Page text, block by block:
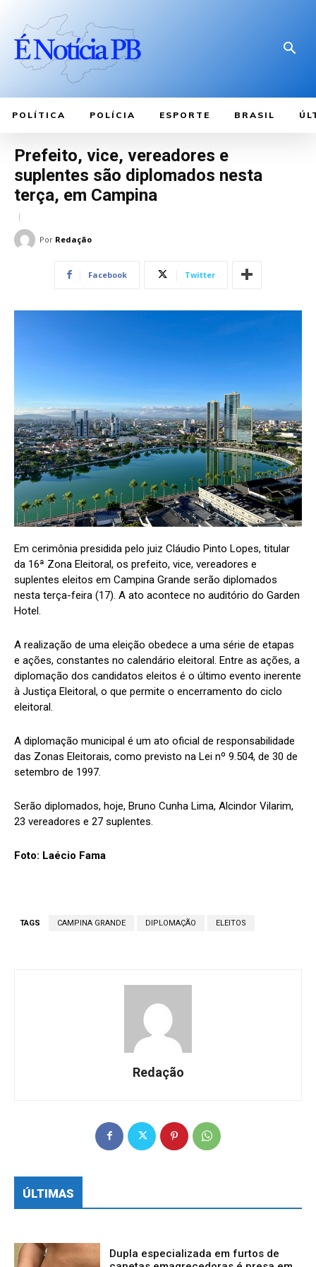
POLÍTICA POLÍCIA ESPORTE BRASIL
Prefeito, vice, vereadores e
suplentes são diplomados nesta
terça, em Campina
Por Redação
Facebook Twitter
Em cerimônia presidida pelo juiz Cláudio Pinto Lopes, titular
da 16ª Zona Eleitoral, os prefeito, vice, vereadores e
suplentes eleitos em Campina Grande serão diplomados
nesta terça-feira (17). A ato acontece no auditório do Garden
Hotel.
A realização de uma eleição obedece a uma série de etapas
e ações, constantes no calendário eleitoral. Entre as ações, a
diplomação dos candidatos eleitos é o último evento inerente
à Justiça Eleitoral, o que permite o encerramento do ciclo
eleitoral.
A diplomação municipal é um ato oficial de responsabilidade
das Zonas Eleitorais, como previsto na Lei nº 9.504, de 30 de
setembro de 1997.
Serão diplomados, hoje, Bruno Cunha Lima, Alcindor Vilarim,
23 vereadores e 27 suplentes.
Foto: Laécio Fama
TAGS CAMPINA GRANDE DIPLOMAÇÃO ELEITOS
Redação
ÚLTIMAS
Dupla especializada em furtos de